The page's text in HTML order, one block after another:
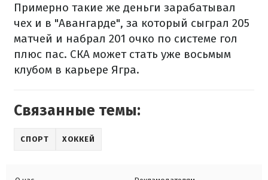
Примерно такие же деньги зарабатывал
чех и в "Авангарде", за который сыграл 205
матчей и набрал 201 очко по системе гол
плюс пас. СКА может стать уже восьмым
клубом в карьере Ягра.
Связанные темы:
СПОРТ ХОККЕЙ